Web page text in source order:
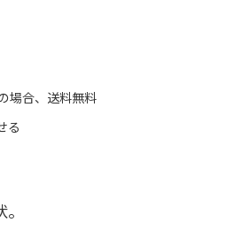
場合、送料無料
る